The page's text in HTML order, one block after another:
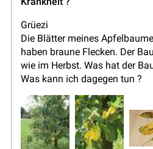
Grüezi
Die Blätter meines
haben braune Flecken. Der
wie im Herbst. Was hat der
Was kann ich dagegen tun ?